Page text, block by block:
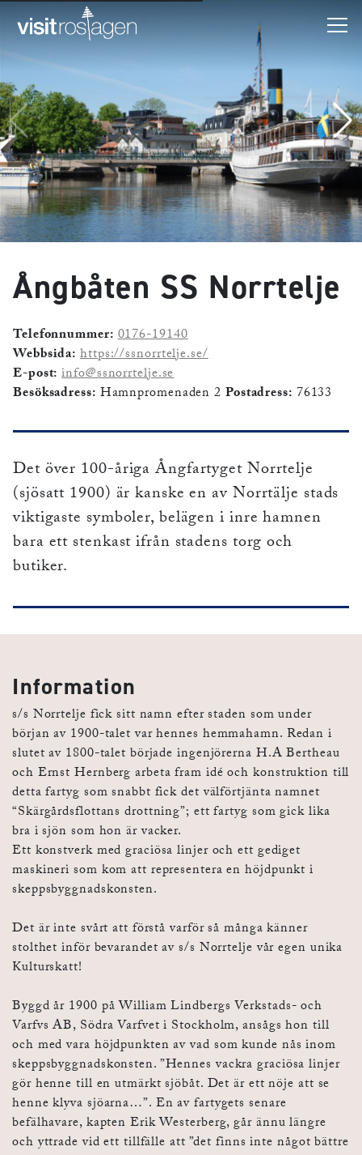
Ångbåten SS Norrtelje
Telefonnummer: 0176-19140
Webbsida: https://ssnorrtelje.se/
E-post: info@ssnorrtelje.se
Besöksadress: Hamnpromenaden 2 Postadress: 76133
Det över 100-åriga Ångfartyget Norrtelje
(sjösatt 1900) är kanske en av Norrtälje stads
viktigaste symboler, belägen i inre hamnen
bara ett stenkast ifrån stadens torg och
butiker.
Information
s/s Norrtelje fick sitt namn efter staden som under
början av 1900-talet var hennes hemmahamn. Redan i
slutet av 1800-talet började ingenjörerna H.A Bertheau
och Ernst Hernberg arbeta fram idé och konstruktion till
detta fartyg som snabbt fick det välförtjänta namnet
“Skärgårdsflottans drottning”; ett fartyg som gick lika
bra i sjön som hon är vacker.
Ett konstverk med graciösa linjer och ett gediget
maskineri som kom att representera en höjdpunkt i
skeppsbyggnadskonsten.
Det är inte svårt att förstå varför så många känner
stolthet inför bevarandet av s/s Norrtelje vår egen unika
Kulturskatt!
Byggd år 1900 på William Lindbergs Verkstads- och
Varfvs AB, Södra Varfvet i Stockholm, ansågs hon till
och med vara höjdpunkten av vad som kunde nås inom
skeppsbyggnadskonsten. ”Hennes vackra graciösa linjer
gör henne till en utmärkt sjöbåt. Det är ett nöje att se
henne klyva sjöarna…”. En av fartygets senare
befälhavare, kapten Erik Westerberg, går ännu längre
och yttrade vid ett tillfälle att ”det finns inte något bättre